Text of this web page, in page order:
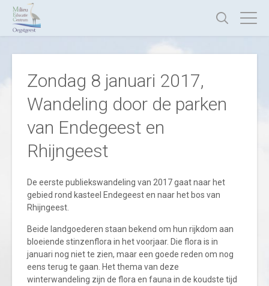
Zondag 8 januari 2017,
Wandeling door de parken
van Endegeest en
Rhijngeest
De eerste publiekswandeling van 2017 gaat naar het
gebied rond kasteel Endegeest en naar het bos van
Rhijngeest.
Beide landgoederen staan bekend om hun rijkdom aan
bloeiende stinzenflora in het voorjaar. Die flora is in
januari nog niet te zien, maar een goede reden om nog
eens terug te gaan. Het thema van deze
winterwandeling zijn de flora en fauna in de koudste tijd